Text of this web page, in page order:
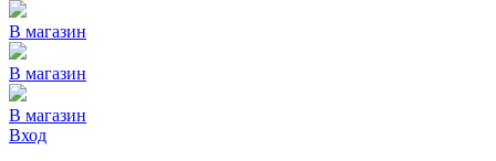
В магазин
В магазин
В магазин
Вход